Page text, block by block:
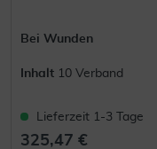
Bei Wunden
Inhalt 10 Verband
Lieferzeit 1-3 Tage
325,47 €